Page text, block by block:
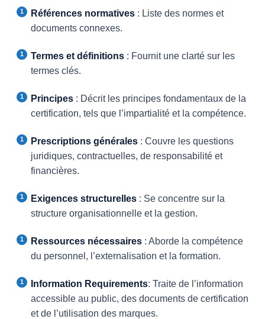
Références normatives : Liste des normes et
documents connexes.
Termes et définitions : Fournit une clarté sur les
termes clés.
Principes : Décrit les principes fondamentaux de la
certification, tels que l’impartialité et la compétence.
Prescriptions générales : Couvre les questions
juridiques, contractuelles, de responsabilité et
financières.
Exigences structurelles : Se concentre sur la
structure organisationnelle et la gestion.
Ressources nécessaires : Aborde la compétence
du personnel, l’externalisation et la formation.
Information Requirements: Traite de l’information
accessible au public, des documents de certification
et de l’utilisation des marques.